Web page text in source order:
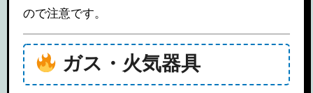
ので注意です。
ガス・火気器具